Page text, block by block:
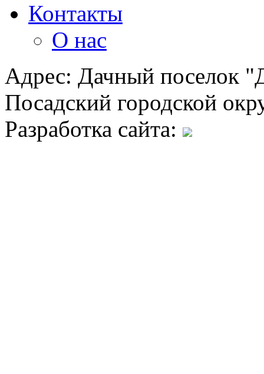
Контакты
О нас
Адрес: Дачный поселок
Посадский городской
Разработка сайта: